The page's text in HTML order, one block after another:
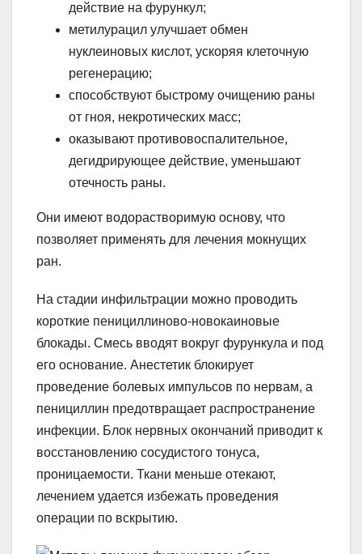
действие на фурункул;
метилурацил улучшает обмен
нуклеиновых кислот, ускоряя клеточную
регенерацию;
способствуют быстрому очищению раны
от гноя, некротических масс;
оказывают противовоспалительное,
дегидрирующее действие, уменьшают
отечность раны.
Они имеют водорастворимую основу, что
позволяет применять для лечения мокнущих
ран.
На стадии инфильтрации можно проводить
короткие пенициллиново-новокаиновые
блокады. Смесь вводят вокруг фурункула и под
его основание. Анестетик блокирует
проведение болевых импульсов по нервам, а
пенициллин предотвращает распространение
инфекции. Блок нервных окончаний приводит к
восстановлению сосудистого тонуса,
проницаемости. Ткани меньше отекают,
лечением удается избежать проведения
операции по вскрытию.